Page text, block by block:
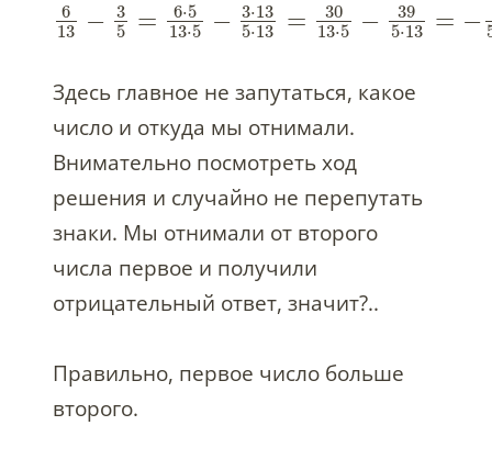
6
13 − 3
5
= 6⋅5
13⋅5 − 3⋅13
5⋅13 =
30
13⋅5 −
39
5⋅13 = −
Здесь главное не запутаться, какое
число и откуда мы отнимали.
Внимательно посмотреть ход
решения и случайно не перепутать
знаки. Мы отнимали от второго
числа первое и получили
отрицательный ответ, значит?..
Правильно, первое число больше
второго.